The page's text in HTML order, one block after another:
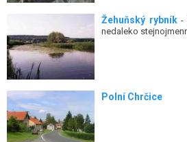
Žehuňský rybník-
nedaleko
Polní Chrčice